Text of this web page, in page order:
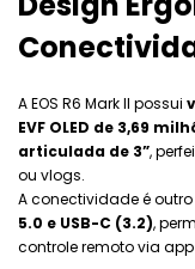
A EOS R6 Mark II possui
EVF OLED de 3,69
articulada de 3”,
ou vlogs.
A conectividade é
5.0 e USB-C (3.2),
controle remoto via